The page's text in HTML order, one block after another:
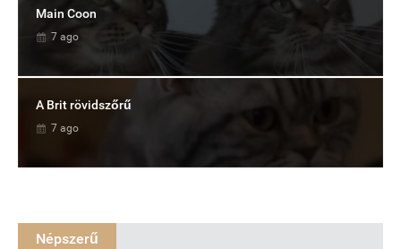
Main Coon
7 ago
A Brit rövidszőrű
7 ago
Népszerű